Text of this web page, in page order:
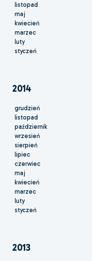
listopad
maj
kwiecień
marzec
luty
styczeń
2014
grudzień
listopad
październik
wrzesień
sierpień
lipiec
czerwiec
maj
kwiecień
marzec
luty
styczeń
2013